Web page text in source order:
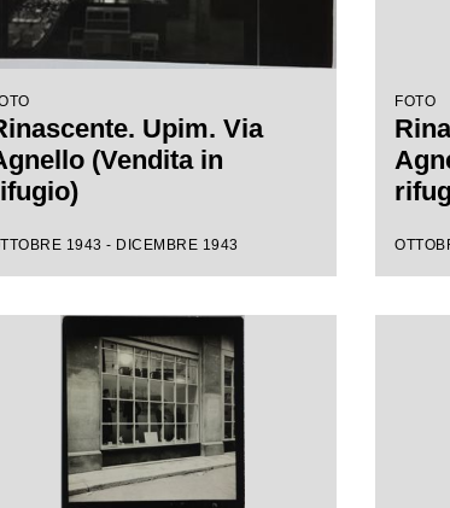
Upim. Via
(Vendita in
1943 - DICEMBRE 1943
FOTO